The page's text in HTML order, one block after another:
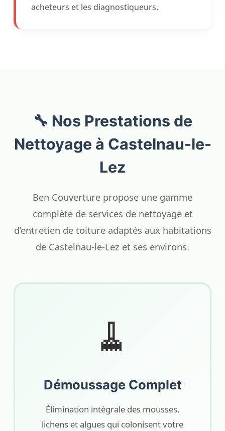
acheteurs et les diagnostiqueurs.
🔧 Nos Prestations de
Nettoyage à Castelnau-le-
Lez
Ben Couverture propose une gamme
complète de services de nettoyage et
d’entretien de toiture adaptés aux habitations
de Castelnau-le-Lez et ses environs.
🧹
Démoussage Complet
Élimination intégrale des mousses,
lichens et algues qui colonisent votre